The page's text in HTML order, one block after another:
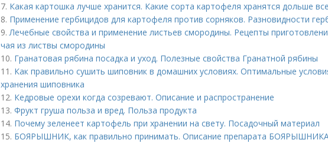
7. Какая картошка лучше хранится. Какие сорта картофеля хранятся дольше
8. Применение гербицидов для картофеля против сорняков. Разновидности
9.Лечебные свойства и применение листьев смородины. Рецепты
чая из листвы смородины
10. Гранатовая рябина посадка и уход. Полезные свойства Гранатной рябины
11. Как правильно сушить шиповник в домашних условиях. Оптимальные
хранения шиповника
12. Кедровые орехи когда созревают. Описание и распространение
13. Фрукт груша польза и вред. Польза продукта
14. Почему зеленеет картофель при хранении на свету. Посадочный материал
15. БОЯРЫШНИК, как правильно принимать. Описание препарата